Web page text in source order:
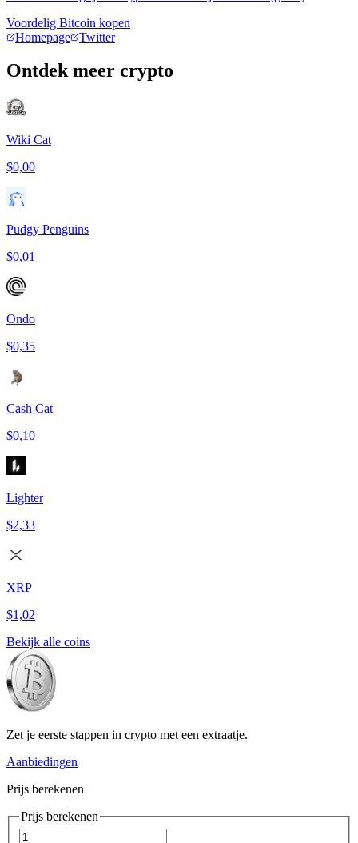
Voordelig Bitcoin kopen
Homepage
Twitter
Ontdek meer crypto
Wiki Cat
$0,00
Pudgy Penguins
$0,01
Ondo
$0,35
Cash Cat
$0,10
Lighter
$2,33
XRP
$1,02
Bekijk alle coins
Zet je eerste stappen in crypto met een extraatje.
Aanbiedingen
Prijs berekenen
Prijs berekenen